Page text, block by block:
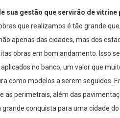
sua gestão que servirão de vitrine
que realizamos é tão grande
apenas das cidades, mas dos
obras em bom andamento. Isso
no banco, um valor que
como modelos a serem seguidos.
as perimetrais, além das
conquista para uma cidade do